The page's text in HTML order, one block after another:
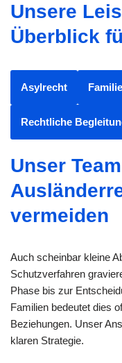
Unsere
Überblick
Asylrecht
Rechtliche
Unser
vermeiden
Auch scheinbar kleine
Schutzverfahren
Phase bis zur
Familien bedeutet dies
Beziehungen. Unser
klaren Strategie.